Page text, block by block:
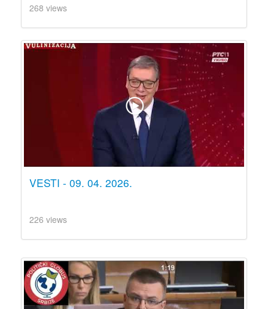
268 views
VESTI - 09. 04. 2026.
226 views